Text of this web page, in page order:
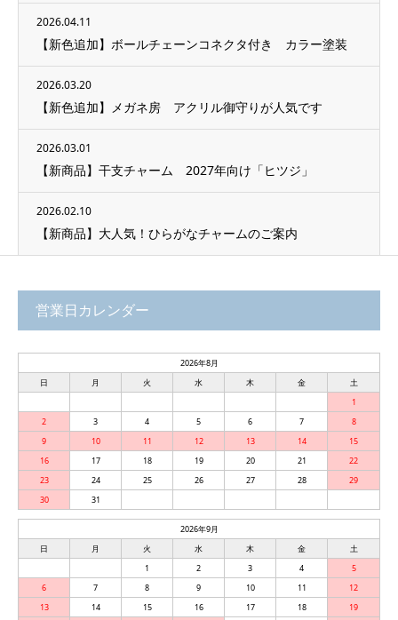
2026.04.11
【新色追加】ボールチェーンコネクタ付き カラー塗装
2026.03.20
【新色追加】メガネ房 アクリル御守りが人気です
2026.03.01
【新商品】干支チャーム 2027年向け「ヒツジ」
2026.02.10
【新商品】大人気！ひらがなチャームのご案内
営業日カレンダー
2026年8月
日
月 火 水 木 金
土
1
2
3 4 5 6 7
8
9
10 11 12 13 14
15
16
17 18 19 20 21
22
23
24 25 26 27 28
29
30
31
2026年9月
日
月 火 水 木 金
土
1
2 3 4
5
6
7 8 9 10 11
12
13
14 15 16 17 18
19